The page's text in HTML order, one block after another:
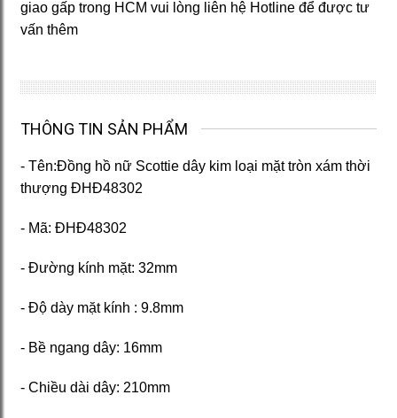
giao gấp trong HCM vui lòng liên hệ Hotline để được tư
vấn thêm
THÔNG TIN SẢN PHẨM
- Tên:Đồng hồ nữ Scottie dây kim loại mặt tròn xám thời
thượng ĐHĐ48302
- Mã: ĐHĐ48302
- Đường kính mặt: 32mm
- Độ dày mặt kính : 9.8mm
- Bề ngang dây: 16mm
- Chiều dài dây: 210mm